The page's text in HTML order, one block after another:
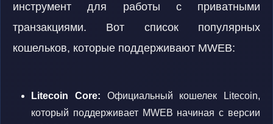
инструмент для работы с приватными
транзакциями. Вот список популярных
кошельков, которые поддерживают MWEB:
Litecoin Core: Официальный кошелек Litecoin,
который поддерживает MWEB начиная с версии